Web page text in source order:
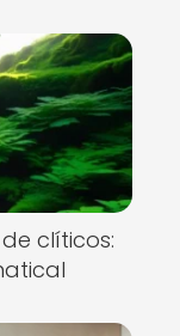
clíticos: